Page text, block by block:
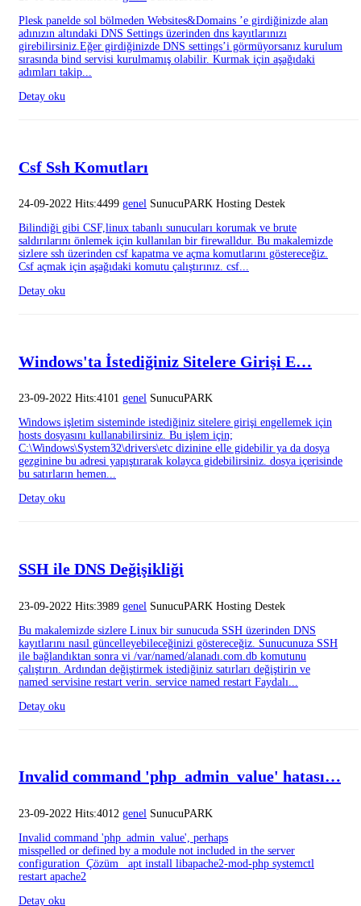
Plesk panelde sol bölmeden Websites&Domains ’e girdiğinizde alan
adınızın altındaki DNS Settings üzerinden dns kayıtlarınızı
girebilirsiniz.Eğer girdiğinizde DNS settings’i görmüyorsanız kurulum
sırasında bind servisi kurulmamış olabilir. Kurmak için aşağıdaki
adımları takip...
Detay oku
Csf Ssh Komutları
24-09-2022 Hits:4499 genel SunucuPARK Hosting Destek
Bilindiği gibi CSF,linux tabanlı sunucuları korumak ve brute
saldırılarını önlemek için kullanılan bir firewalldur. Bu makalemizde
sizlere ssh üzerinden csf kapatma ve açma komutlarını göstereceğiz.
Csf açmak için aşağıdaki komutu çalıştırınız. csf...
Detay oku
Windows'ta İstediğiniz Sitelere Girişi E…
23-09-2022 Hits:4101 genel SunucuPARK
Windows işletim sisteminde istediğiniz sitelere girişi engellemek için
hosts dosyasını kullanabilirsiniz. Bu işlem için;
C:\Windows\System32\drivers\etc dizinine elle gidebilir ya da dosya
gezginine bu adresi yapıştırarak kolayca gidebilirsiniz. dosya içerisinde
bu satırların hemen...
Detay oku
SSH ile DNS Değişikliği
23-09-2022 Hits:3989 genel SunucuPARK Hosting Destek
Bu makalemizde sizlere Linux bir sunucuda SSH üzerinden DNS
kayıtlarını nasıl güncelleyebileceğinizi göstereceğiz. Sunucunuza SSH
ile bağlandıktan sonra vi /var/named/alanadı.com.db komutunu
çalıştırın. Ardından değiştirmek istediğiniz satırları değiştirin ve
named servisine restart verin. service named restart Faydalı...
Detay oku
Invalid command 'php_admin_value' hatası…
23-09-2022 Hits:4012 genel SunucuPARK
Invalid command 'php_admin_value', perhaps
misspelled or defined by a module not included in the server
configuration Çözüm apt install libapache2-mod-php systemctl
restart apache2
Detay oku